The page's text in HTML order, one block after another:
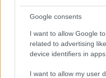
Google consents
I want to allow Google
related to advertising
device identifiers in apps.
I want to allow my user